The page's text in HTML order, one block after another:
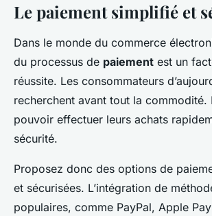
Le paiement simplifié et
Dans le monde du commerce
du processus de paiement est un
réussite. Les consommateurs
recherchent avant tout la commodité.
pouvoir effectuer leurs achats
sécurité.
Proposez donc des options de
et sécurisées. L’intégration de
populaires, comme PayPal, Apple